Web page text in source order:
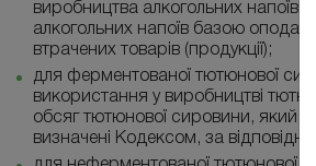
виробництва алкогольних
алкогольних напоїв базою
втрачених товарів (продукції);
для ферментованої тютюнової
використання у виробництві
обсяг тютюнової сировини, який
визначені Кодексом, за